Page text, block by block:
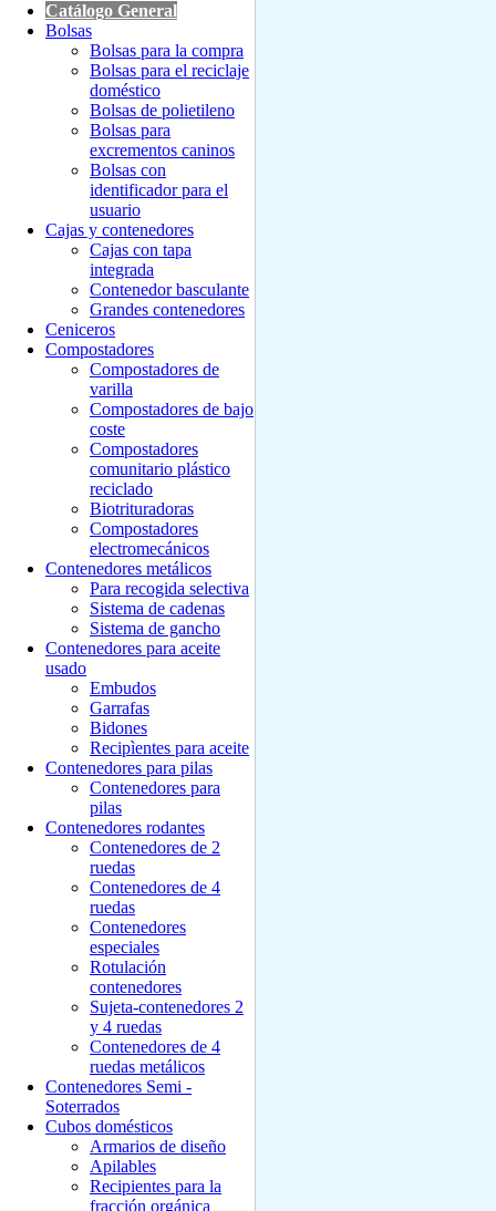
Catálogo General
Bolsas
Bolsas para la compra
Bolsas para el reciclaje
doméstico
Bolsas de polietileno
Bolsas para
excrementos caninos
Bolsas con
identificador para el
usuario
Cajas y contenedores
Cajas con tapa
integrada
Contenedor basculante
Grandes contenedores
Ceniceros
Compostadores
Compostadores de
varilla
Compostadores de bajo
coste
Compostadores
comunitario plástico
reciclado
Biotrituradoras
Compostadores
electromecánicos
Contenedores metálicos
Para recogida selectiva
Sistema de cadenas
Sistema de gancho
Contenedores para aceite
usado
Embudos
Garrafas
Bidones
Recipìentes para aceite
Contenedores para pilas
Contenedores para
pilas
Contenedores rodantes
Contenedores de 2
ruedas
Contenedores de 4
ruedas
Contenedores
especiales
Rotulación
contenedores
Sujeta-contenedores 2
y 4 ruedas
Contenedores de 4
ruedas metálicos
Contenedores Semi -
Soterrados
Cubos domésticos
Armarios de diseño
Apilables
Recipientes para la
fracción orgánica